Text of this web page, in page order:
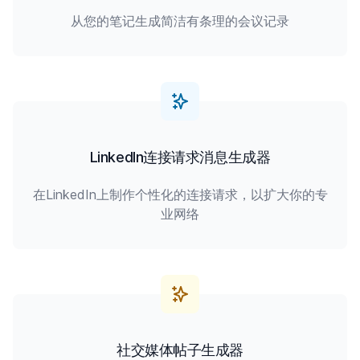
从您的笔记生成简洁有条理的会议记录
LinkedIn连接请求消息生成器
在LinkedIn上制作个性化的连接请求，以扩大你的专
业网络
社交媒体帖子生成器